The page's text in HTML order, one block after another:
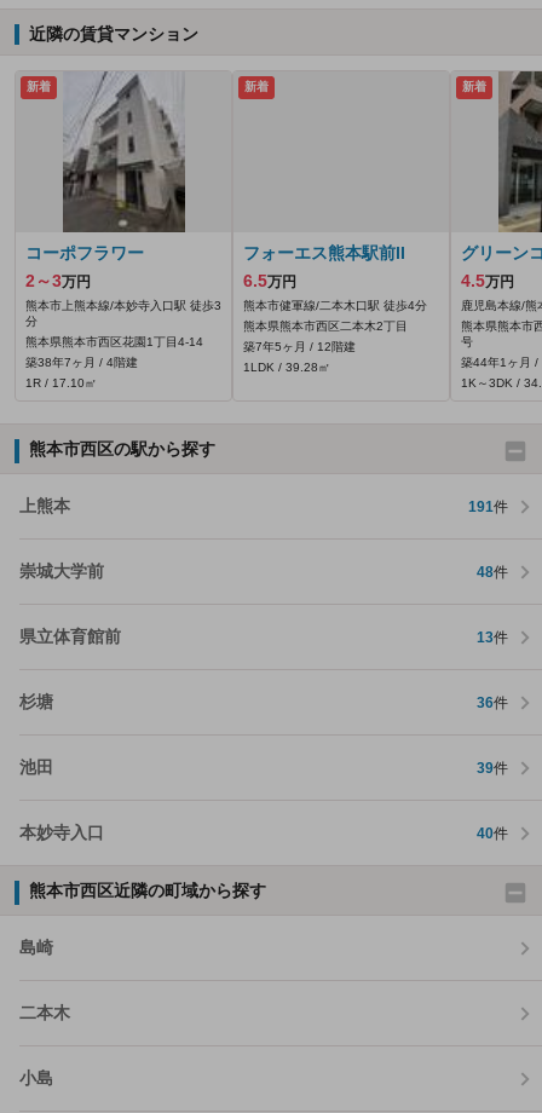
近隣の賃貸マンション
新着
コーポフラワー
2～3万円
熊本市上熊本線/本妙寺入口駅 徒歩3
分
熊本県熊本市西区花園1丁目4-14
築38年7ヶ月 / 4階建
1R / 17.10㎡
新着
フォーエス熊本駅前II
6.5万円
熊本市健軍線/二本木口駅 徒歩4分
熊本県熊本市西区二本木2丁目
築7年5ヶ月 / 12階建
1LDK / 39.28㎡
新着
グリーン
4.5万円
鹿児島本線/熊
熊本県熊本市
号
築44年1ヶ月 /
1K～3DK /
熊本市西区の駅から探す
上熊本 191件
崇城大学前 48件
県立体育館前 13件
杉塘 36件
池田 39件
本妙寺入口 40件
熊本市西区近隣の町域から探す
島崎
二本木
小島